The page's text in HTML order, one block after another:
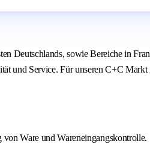
Deutschlands, sowie Bereiche in
und Service. Für unseren C+C Markt
Ware und Wareneingangskontrolle.